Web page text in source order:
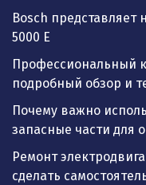
Bosch представляет
5000 E
Профессиональный
подробный обзор и
Почему важно
запасные части для
Ремонт
сделать